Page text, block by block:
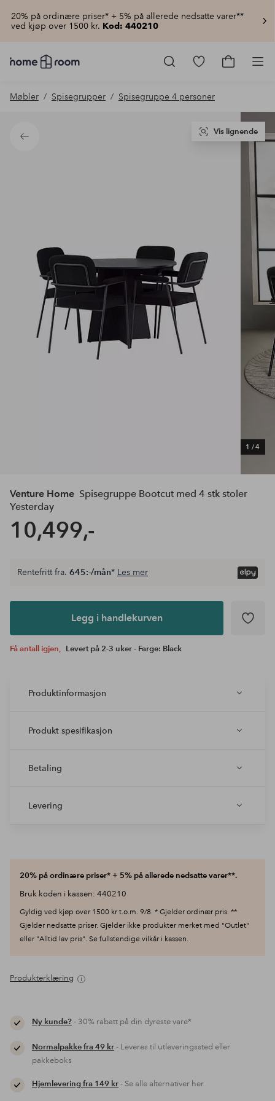
20% på ordinære priser* + 5% på allerede nedsatte varer**
ved kjøp over 1500 kr. Kod: 440210
Homeroom
–
hjemmet
pris
Gå
produkter
Gå
Møbler Spisegrupper Spisegruppe 4 personer
Tilbake
1 /4
Vis lignende
Venture Home Spisegruppe Bootcut med 4 stk stoler
Yesterday
10,499,-
Legg i
Rentefritt fra. 645:-/mån* Les mer
Legg i handlekurven
Få antall igjen, Levert på 2-3 uker - Farge: Black
Produktinformasjon
Produkt spesifikasjon
Betaling
Levering
20% på ordinære priser* + 5% på allerede nedsatte varer**.
Bruk koden i kassen: 440210
Gyldig ved kjøp over 1500 kr t.o.m. 9/8. * Gjelder ordinær pris. **
Gjelder nedsatte priser. Gjelder ikke produkter merket med "Outlet"
eller "Alltid lav pris". Se fullstendige vilkår i kassen.
Produkterklæring
Ny kunde?- 30% rabatt på din dyreste vare*
Normalpakke fra 49 kr- Leveres til utleveringssted eller
pakkeboks
Hjemlevering fra 149 kr- Se alle alternativer her